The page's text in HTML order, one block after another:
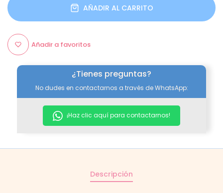
AÑADIR AL CARRITO
Añadir a favoritos
¿Tienes preguntas?
No dudes en contactarnos a través de WhatsApp:
¡Haz clic aquí para contactarnos!
Descripción